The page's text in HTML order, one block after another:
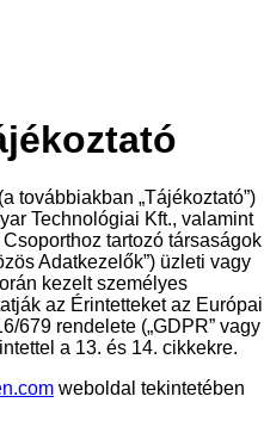
továbbiakban „Tájékoztató”)
Technológiai Kft., valamint
tartozó társaságok
Adatkezelők”) üzleti vagy
kezelt személyes
az Érintetteket az Európai
679 rendelete („GDPR” vagy
a 13. és 14. cikkekre.
weboldal tekintetében